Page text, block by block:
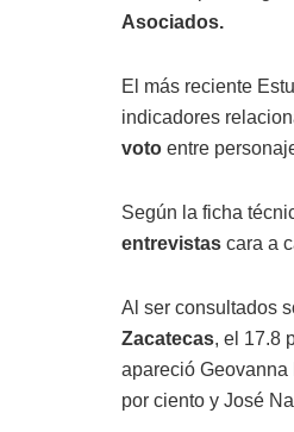
Asociados.
El más reciente
indicadores
voto entre
Según la ficha
entrevistas cara a
Al ser consultados
Zacatecas, el 17.8
apareció Geovanna
por ciento y José